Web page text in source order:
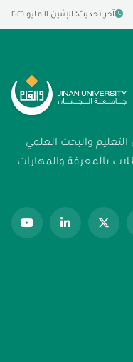
آخر تحديث: الإثنين ١١ مايو ٢٠٢٦
والبحث العلمي
بالمعرفة والمهارات